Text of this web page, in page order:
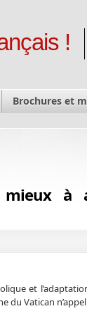
!
Brochures et
mieux à
et
du Vatican